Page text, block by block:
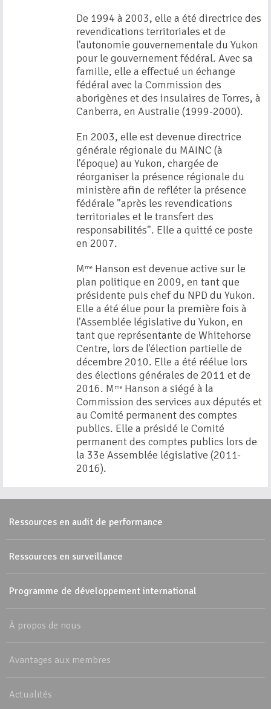
De 1994 à 2003, elle a été directrice des
revendications territoriales et de
l'autonomie gouvernementale du Yukon
pour le gouvernement fédéral. Avec sa
famille, elle a effectué un échange
fédéral avec la Commission des
aborigènes et des insulaires de Torres, à
Canberra, en Australie (1999-2000).
En 2003, elle est devenue directrice
générale régionale du MAINC (à
l'époque) au Yukon, chargée de
réorganiser la présence régionale du
ministère afin de refléter la présence
fédérale "après les revendications
territoriales et le transfert des
responsabilités". Elle a quitté ce poste
en 2007.
M meHanson est devenue active sur le
plan politique en 2009, en tant que
présidente puis chef du NPD du Yukon.
Elle a été élue pour la première fois à
l'Assemblée législative du Yukon, en
tant que représentante de Whitehorse
Centre, lors de l'élection partielle de
décembre 2010. Elle a été réélue lors
des élections générales de 2011 et de
2016. M meHanson a siégé à la
Commission des services aux députés et
au Comité permanent des comptes
publics. Elle a présidé le Comité
permanent des comptes publics lors de
la 33e Assemblée législative (2011-
2016).
Ressources en audit de performance
Ressources en surveillance
Programme de développement international
À propos de nous
Avantages aux membres
Actualités